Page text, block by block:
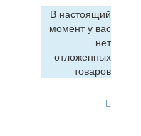
В настоящий
момент у вас
нет
отложенных
товаров